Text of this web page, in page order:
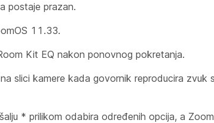
postaje prazan.
11.33.
Kit EQ nakon ponovnog pokretanja.
slici kamere kada govornik reproducira zvuk
* prilikom odabira određenih opcija, a